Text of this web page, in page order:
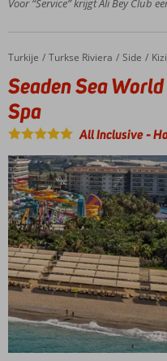
restaurants
voor jong
Voor “Service” krijgt Ali Bey Club
Home
Turkije Turkse Riviera Side
Seaden Sea World Resort & Spa
Seaden Sea
Spa
All Inclusive-